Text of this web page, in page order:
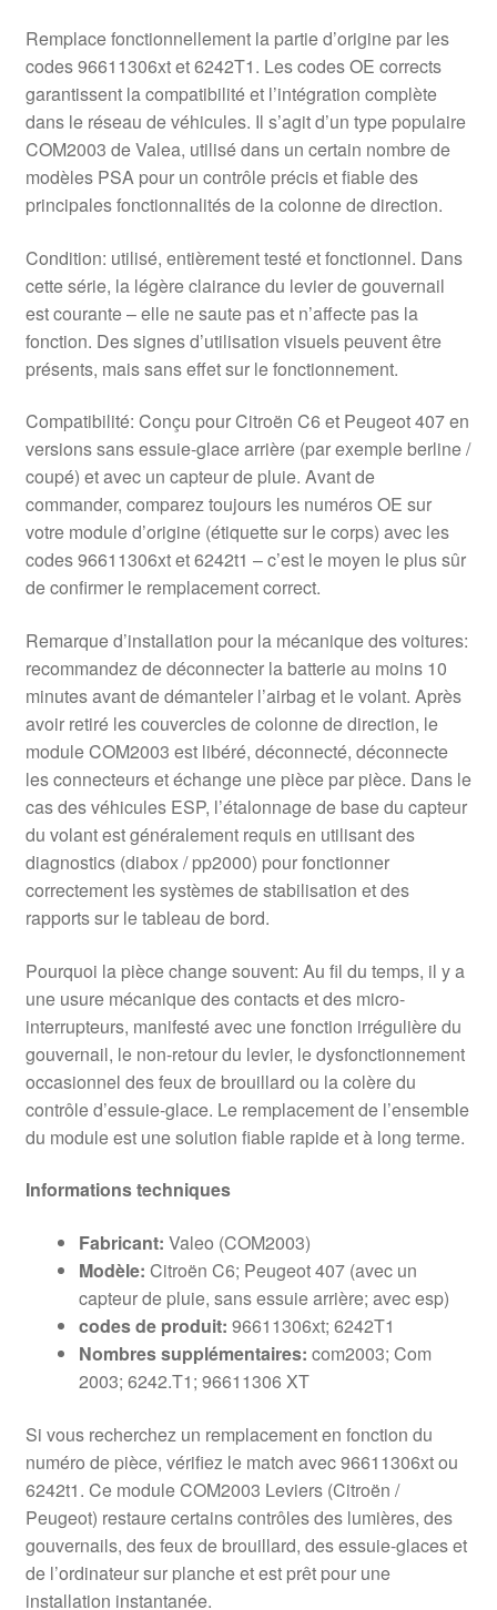
Remplace fonctionnellement la partie d’origine par les
codes 96611306xt et 6242T1. Les codes OE corrects
garantissent la compatibilité et l’intégration complète
dans le réseau de véhicules. Il s’agit d’un type populaire
COM2003 de Valea, utilisé dans un certain nombre de
modèles PSA pour un contrôle précis et fiable des
principales fonctionnalités de la colonne de direction.
Condition: utilisé, entièrement testé et fonctionnel. Dans
cette série, la légère clairance du levier de gouvernail
est courante – elle ne saute pas et n’affecte pas la
fonction. Des signes d’utilisation visuels peuvent être
présents, mais sans effet sur le fonctionnement.
Compatibilité: Conçu pour Citroën C6 et Peugeot 407 en
versions sans essuie-glace arrière (par exemple berline /
coupé) et avec un capteur de pluie. Avant de
commander, comparez toujours les numéros OE sur
votre module d’origine (étiquette sur le corps) avec les
codes 96611306xt et 6242t1 – c’est le moyen le plus sûr
de confirmer le remplacement correct.
Remarque d’installation pour la mécanique des voitures:
recommandez de déconnecter la batterie au moins 10
minutes avant de démanteler l’airbag et le volant. Après
avoir retiré les couvercles de colonne de direction, le
module COM2003 est libéré, déconnecté, déconnecte
les connecteurs et échange une pièce par pièce. Dans le
cas des véhicules ESP, l’étalonnage de base du capteur
du volant est généralement requis en utilisant des
diagnostics (diabox / pp2000) pour fonctionner
correctement les systèmes de stabilisation et des
rapports sur le tableau de bord.
Pourquoi la pièce change souvent: Au fil du temps, il y a
une usure mécanique des contacts et des micro-
interrupteurs, manifesté avec une fonction irrégulière du
gouvernail, le non-retour du levier, le dysfonctionnement
occasionnel des feux de brouillard ou la colère du
contrôle d’essuie-glace. Le remplacement de l’ensemble
du module est une solution fiable rapide et à long terme.
Informations techniques
Fabricant: Valeo (COM2003)
Modèle: Citroën C6; Peugeot 407 (avec un
capteur de pluie, sans essuie arrière; avec esp)
codes de produit: 96611306xt; 6242T1
Nombres supplémentaires: com2003; Com
2003; 6242.T1; 96611306 XT
Si vous recherchez un remplacement en fonction du
numéro de pièce, vérifiez le match avec 96611306xt ou
6242t1. Ce module COM2003 Leviers (Citroën /
Peugeot) restaure certains contrôles des lumières, des
gouvernails, des feux de brouillard, des essuie-glaces et
de l’ordinateur sur planche et est prêt pour une
installation instantanée.